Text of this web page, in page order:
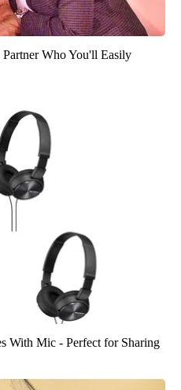
Who You'll Easily
With Mic - Perfect for Sharing